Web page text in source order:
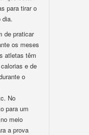
para tirar o
dia.
de praticar
os meses
atletas têm
e de
o
No
para um
meio
a prova